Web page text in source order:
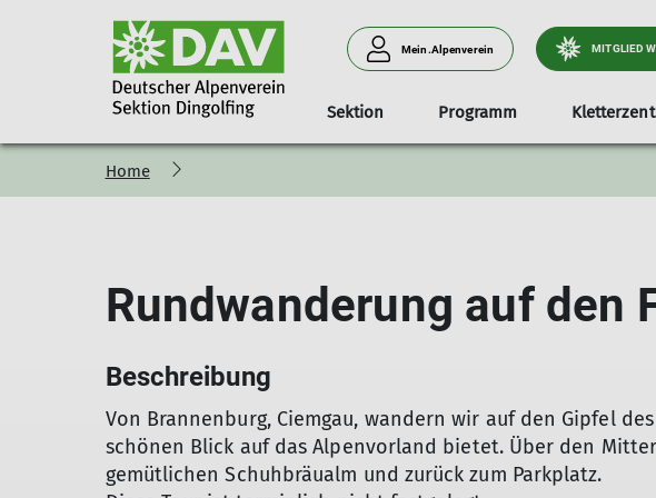
Mein.Alpenverein MITGLIED
Sektion
Vorstand Aktuelles Mitglied werden
Programm
Sommertouren
Hochtouren
Klettern
Biken
Wintertouren
Skihochtouren
Ausbildungen Veranstaltungen
Routen Kletterkurse Eintrittspreise und Verleih
Trainer Wanderleiter
Jahresprogramm Klettergruppen
Gruppe Freitag
Gruppe Samstag
Schnupperklettern
Jahresprogramm Seniorenleiter
Wandern Bergsteigen Hochtouren Klettersteige
Home
Rundwanderung auf den
Beschreibung
Von Brannenburg, Ciemgau, wandern wir auf den Gipfel
schönen Blick auf das Alpenvorland bietet. Über den
gemütlichen Schuhbräualm und zurück zum Parkplatz.